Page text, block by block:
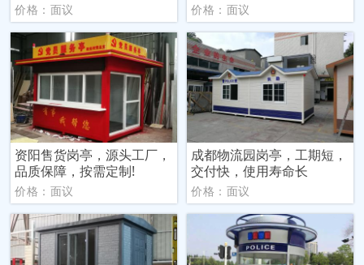
价格：面议 价格：面议
资阳售货岗亭，源头工厂，
品质保障，按需定制!
价格：面议
成都物流园岗亭，工期短，
交付快，使用寿命长
价格：面议